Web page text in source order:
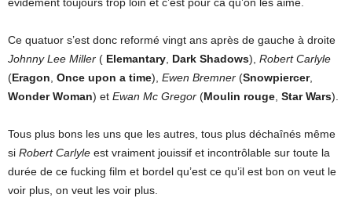
évidement toujours trop loin et c’est pour ca qu’on les aime.
Ce quatuor s’est donc reformé vingt ans après de gauche à droite
Johnny Lee Miller ( Elemantary, Dark Shadows), Robert Carlyle
(Eragon, Once upon a time), Ewen Bremner (Snowpiercer,
Wonder Woman) et Ewan Mc Gregor (Moulin rouge, Star Wars).
Tous plus bons les uns que les autres, tous plus déchaînés même
si Robert Carlyle est vraiment jouissif et incontrôlable sur toute la
durée de ce fucking film et bordel qu’est ce qu’il est bon on veut le
voir plus, on veut les voir plus.